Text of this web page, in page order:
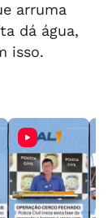
arruma
dá água,
isso.